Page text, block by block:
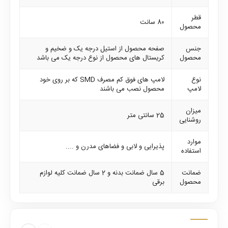
قطر
محصول
80 سانت
جنس
محصول
صفحه محصول از استیل درجه یک و ضخیم و
کریستال های محصول از نوع درجه یک می باشد
نوع
لامپ
لامپ های فوق کم مصرف SMD که بر روی خود
محصول نصب می باشند
میزان
روشنایی
25 سانتی متر
موارد
استفاده
پذیرایی و لابی و فضاهای مدرن و ....
ضمانت
محصول
5 سال ضمانت بدنه و 2 سال ضمانت کلیه لوازم
برقی